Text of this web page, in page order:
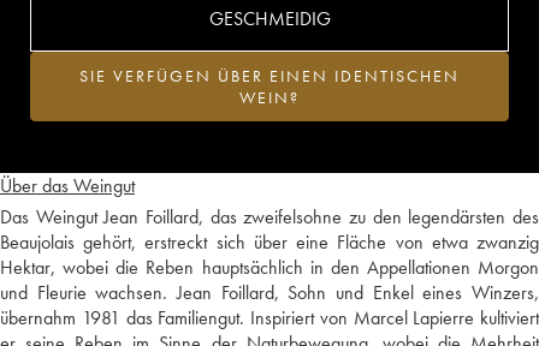
Über das Weingut
Das Weingut Jean Foillard, das zweifelsohne zu den legendärsten des
Beaujolais gehört, erstreckt sich über eine Fläche von etwa zwanzig
Hektar, wobei die Reben hauptsächlich in den Appellationen Morgon
und Fleurie wachsen. Jean Foillard, Sohn und Enkel eines Winzers,
übernahm 1981 das Familiengut. Inspiriert von Marcel Lapierre kultiviert
GESCHMEIDIG
SIE VERFÜGEN ÜBER EINEN IDENTISCHEN
WEIN?